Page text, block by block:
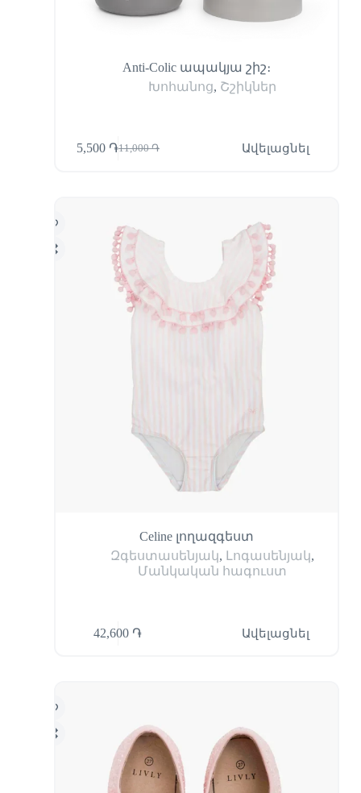
Anti-Colic ապակյա շիշ։
Խոհանոց, Շշիկներ
11,000֏
5,500 ֏ Ավելացնել
Celine լողազգեստ
Զգեստասենյակ, Լոգասենյակ,
Մանկական հագուստ
42,600 ֏ Ավելացնել